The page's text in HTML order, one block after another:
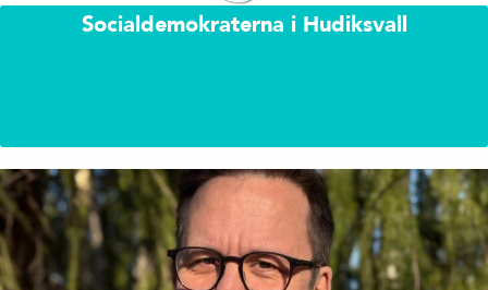
Socialdemokraterna i Hudiksvall